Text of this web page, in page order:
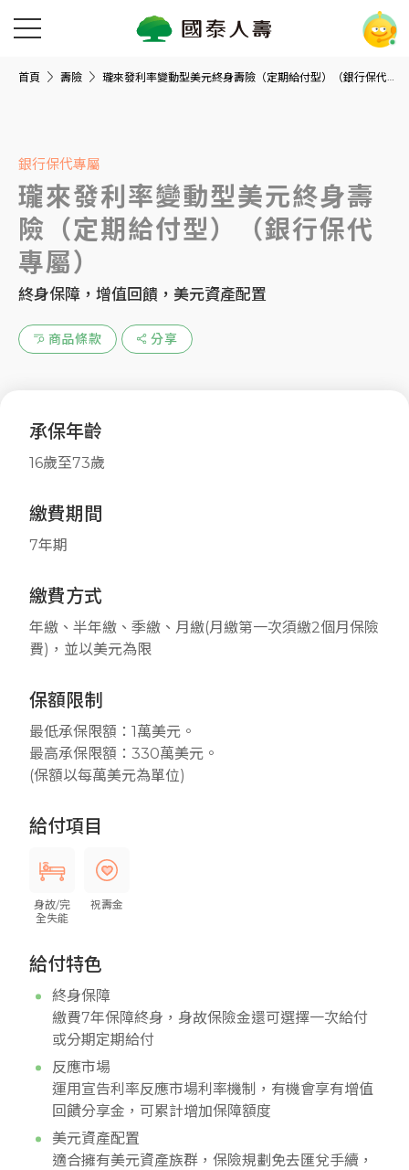
首頁 壽險 瓏來發利率變動型美元終身壽險（定期給付型）（銀行保代專屬）
銀行保代專屬
瓏來發利率變動型美元終身壽
險（定期給付型）（銀行保代
專屬）
終身保障，增值回饋，美元資產配置
商品條款 分享
承保年齡
16歲至73歲
繳費期間
7年期
繳費方式
年繳、半年繳、季繳、月繳(月繳第一次須繳2個月保險
費)，並以美元為限
保額限制
最低承保限額：1萬美元。
最高承保限額：330萬美元。
(保額以每萬美元為單位)
給付項目
身故/完
全失能
祝壽金
給付特色
終身保障
繳費7年保障終身，身故保險金還可選擇一次給付
或分期定期給付
反應市場
運用宣告利率反應市場利率機制，有機會享有增值
回饋分享金，可累計增加保障額度
美元資產配置
適合擁有美元資產族群，保險規劃免去匯兌手續，